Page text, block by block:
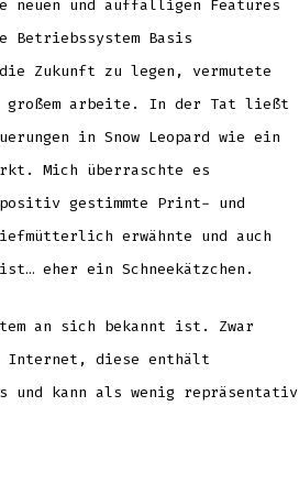
neuen und auffälligen Features
Basis
Zukunft zu legen, vermutete
großem arbeite. In der Tat ließt
in Snow Leopard wie ein
Mich überraschte es
gestimmte Print- und
erwähnte und auch
eher ein Schneekätzchen.
an sich bekannt ist. Zwar
Internet, diese enthält
und kann als wenig repräsentativ